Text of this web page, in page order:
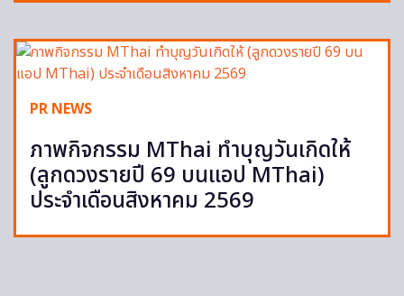
PR NEWS
ภาพกิจกรรม MThai ทำบุญวันเกิดให้
(ลูกดวงรายปี 69 บนแอป MThai)
ประจำเดือนสิงหาคม 2569